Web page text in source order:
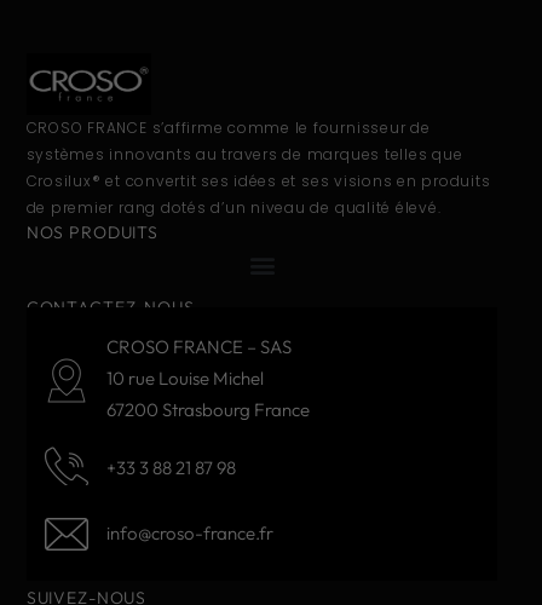
CROSO FRANCE s’affirme comme le fournisseur de
systèmes innovants au travers de marques telles que
Crosilux® et convertit ses idées et ses visions en produits
de premier rang dotés d’un niveau de qualité élevé.
NOS PRODUITS
CONTACTEZ-NOUS
CROSO FRANCE – SAS
10 rue Louise Michel
67200 Strasbourg France
+33 3 88 21 87 98
info@croso-france.fr
SUIVEZ-NOUS